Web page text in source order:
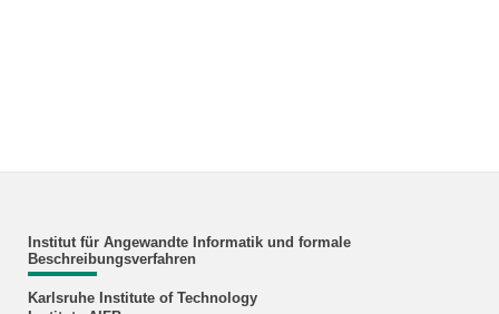
Institut für Angewandte Informatik und formale
Beschreibungsverfahren
Karlsruhe Institute of Technology